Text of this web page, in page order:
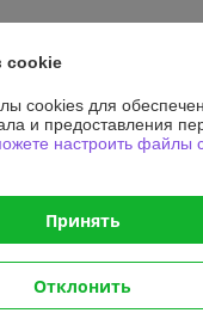
cookies
cookie
cookies для
и предоставления
настроить файлы
Принять
Отклонить